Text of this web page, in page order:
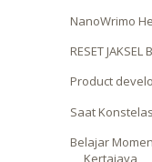
NanoWrimo
RESET JAKSEL
Product
Saat
Belajar
Kertajaya